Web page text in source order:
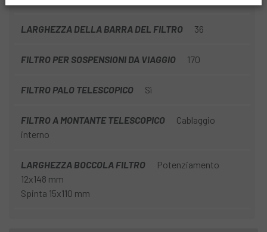
LARGHEZZA DELLA BARRA DEL FILTRO 36
FILTRO PER SOSPENSIONI DA VIAGGIO 170
FILTRO PALO TELESCOPICO Sì
FILTRO A MONTANTE TELESCOPICO
Cablaggio
interno
LARGHEZZA BOCCOLA FILTRO
Potenziamento
12x148 mm
Spinta 15x110 mm